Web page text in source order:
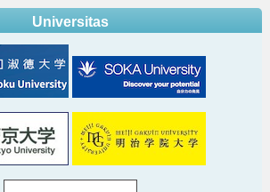
Universitas